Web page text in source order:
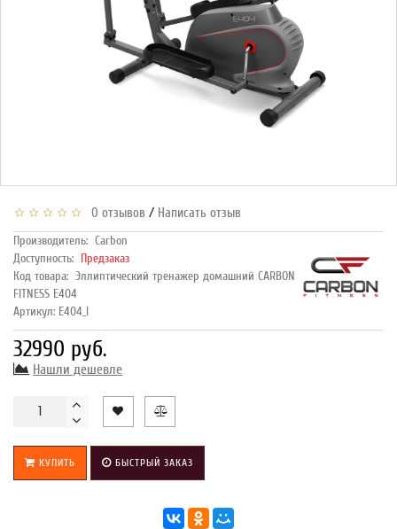
0 отзывов / Написать отзыв
Производитель: Carbon
Доступность: Предзаказ
Код товара: Эллиптический тренажер домашний CARBON
FITNESS E404
Артикул: E404_I
32990 руб.
Нашли дешевле
КУПИТЬ БЫСТРЫЙ ЗАКАЗ